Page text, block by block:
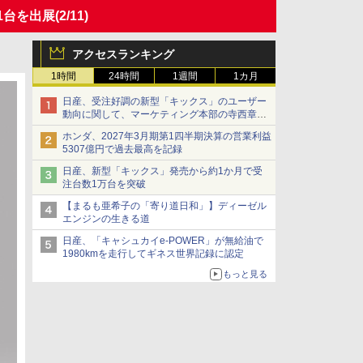
を出展(2/11)
アクセスランキング
1時間 24時間 1週間 1カ月
日産、受注好調の新型「キックス」のユーザー
動向に関して、マーケティング本部の寺西章氏
が解説
ホンダ、2027年3月期第1四半期決算の営業利益
5307億円で過去最高を記録
日産、新型「キックス」発売から約1か月で受
注台数1万台を突破
【まるも亜希子の「寄り道日和」】ディーゼル
エンジンの生きる道
日産、「キャシュカイe-POWER」が無給油で
1980kmを走行してギネス世界記録に認定
もっと見る